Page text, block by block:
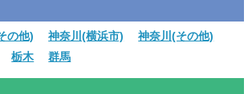
の他) 神奈川(横浜市)
神奈川(その他)
栃木 群馬